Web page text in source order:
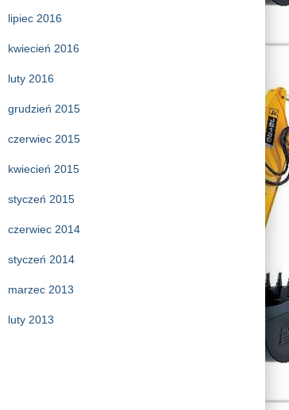
lipiec 2016
kwiecień 2016
luty 2016
grudzień 2015
czerwiec 2015
kwiecień 2015
styczeń 2015
czerwiec 2014
styczeń 2014
marzec 2013
luty 2013